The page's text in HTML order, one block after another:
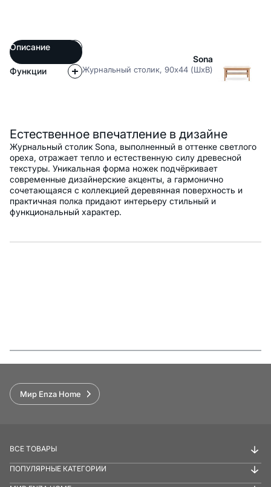
Описание
Функции
Sona
Журнальный столик, 90x44 (ШxВ)
Естественное впечатление в дизайне
Журнальный столик Sona, выполненный в оттенке светлого
ореха, отражает тепло и естественную силу древесной
текстуры. Уникальная форма ножек подчёркивает
современные дизайнерские акценты, а гармонично
сочетающаяся с коллекцией деревянная поверхность и
практичная полка придают интерьеру стильный и
функциональный характер.
Функции
Мир Enza Home
ВСЕ ТОВАРЫ
ПОПУЛЯРНЫЕ КАТЕГОРИИ